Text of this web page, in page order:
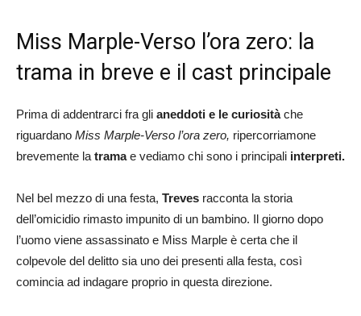
Miss Marple-Verso l’ora zero: la
trama in breve e il cast principale
Prima di addentrarci fra gli aneddoti e le curiositàche
riguardano Miss Marple-Verso l’ora zero, ripercorriamone
brevemente la tramae vediamo chi sono i principali interpreti.
Nel bel mezzo di una festa, Treves racconta la storia
dell’omicidio rimasto impunito di un bambino. Il giorno dopo
l’uomo viene assassinato e Miss Marple è certa che il
colpevole del delitto sia uno dei presenti alla festa, così
comincia ad indagare proprio in questa direzione.